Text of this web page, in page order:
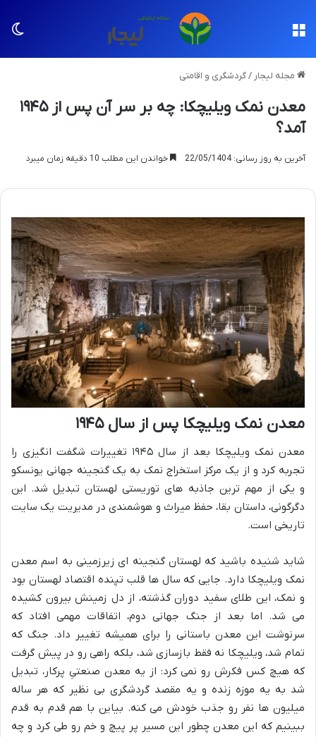
مجله لیجار /گردشگری و اقامتی
معدن نمک ویلیچکا: چه بر سر آن پس از ۱۹۴۵
آمد؟
آخرین به روز رسانی: 22/05/1404 خواندن این مطلب 10 دقیقه زمان میبرد
معدن نمک ویلیچکا پس از سال ۱۹۴۵
معدن نمک ویلیچکا بعد از سال ۱۹۴۵ تغییرات شگفت انگیزی را
تجربه کرد و از یک مرکز استخراج نمک به یک گنجینه جهانی یونسکو
و یکی از مهم ترین جاذبه های توریستی لهستان تبدیل شد. این
دگرگونی، داستان بقا، حفظ میراث و هوشمندی در مدیریت یک سایت
تاریخی است.
شاید شنیده باشید که لهستان گنجینه ای زیرزمینی به اسم معدن
نمک ویلیچکا دارد. جایی که سال ها قلب تپنده اقتصاد لهستان بود
و نمک، این طلای سفید دوران گذشته، از دل زمینش بیرون کشیده
می شد. اما بعد از جنگ جهانی دوم، اتفاقات مهمی افتاد که
سرنوشت این معدن باستانی را برای همیشه تغییر داد. جنگ که
تمام شد، ویلیچکا نه فقط بازسازی شد، بلکه راهی رو در پیش گرفت
که هیچ کس فکرش رو نمی کرد: از یه معدن صنعتیِ پرکار، تبدیل
شد به یه موزه زنده و یه مقصد گردشگری بی نظیر که هر ساله
میلیون ها نفر رو جذب خودش می کنه. بیاین با هم قدم به قدم
ببینیم که این معدن چطور این مسیر پر پیچ و خم رو طی کرد و چه